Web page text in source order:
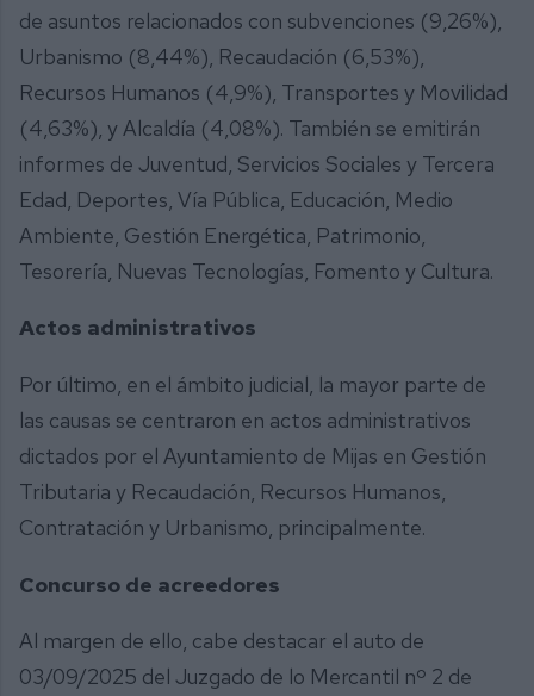
de asuntos relacionados con subvenciones (9,26%),
Urbanismo (8,44%), Recaudación (6,53%),
Recursos Humanos (4,9%), Transportes y Movilidad
(4,63%), y Alcaldía (4,08%). También se emitirán
informes de Juventud, Servicios Sociales y Tercera
Edad, Deportes, Vía Pública, Educación, Medio
Ambiente, Gestión Energética, Patrimonio,
Tesorería, Nuevas Tecnologías, Fomento y Cultura.
Actos administrativos
Por último, en el ámbito judicial, la mayor parte de
las causas se centraron en actos administrativos
dictados por el Ayuntamiento de Mijas en Gestión
Tributaria y Recaudación, Recursos Humanos,
Contratación y Urbanismo, principalmente.
Concurso de acreedores
Al margen de ello, cabe destacar el auto de
03/09/2025 del Juzgado de lo Mercantil nº 2 de